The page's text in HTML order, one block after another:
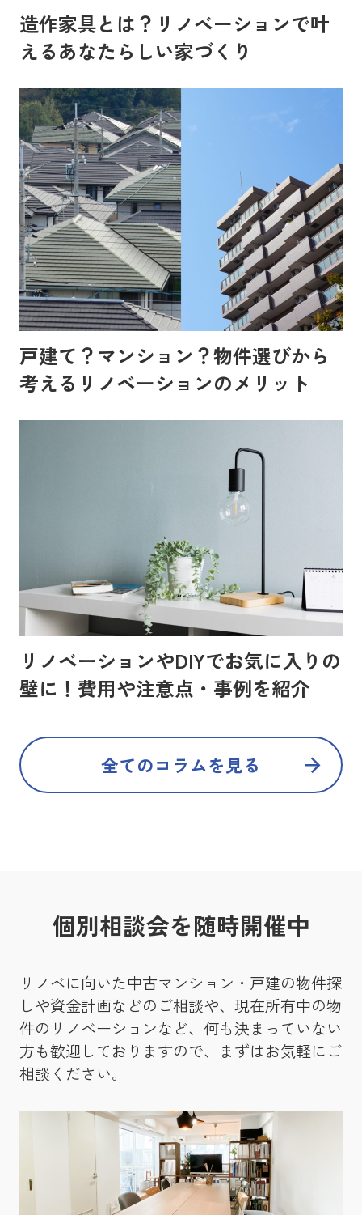
造作家具とは？リノベーションで叶
えるあなたらしい家づくり
戸建て？マンション？物件選びから
考えるリノベーションのメリット
リノベーションやDIYでお気に入りの
壁に！費用や注意点・事例を紹介
全てのコラムを見る
個別相談会を随時開催中
リノベに向いた中古マンション・戸建の物件探
しや資金計画などのご相談や、現在所有中の物
件のリノベーションなど、何も決まっていない
方も歓迎しておりますので、まずはお気軽にご
相談ください。